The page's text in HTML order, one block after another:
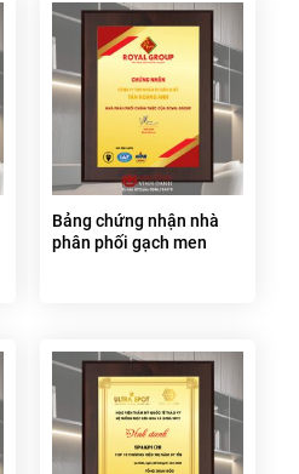
Bảng chứng nhận nhà
phân phối gạch men